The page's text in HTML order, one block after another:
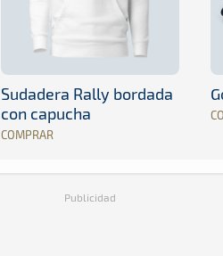
Sudadera Rally bordada
con capucha
COMPRAR
Publicidad